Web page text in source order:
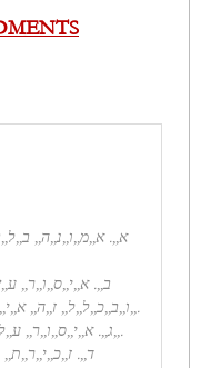
א,,. א,,מ,,ו,,נ,,ה,,
ב,,. א,,י,,ס,,ו,,ר,,
ו,,ב,,כ,,ל,,ל,, ז,,ה,, א,,י,,ס,,ו,,ר,, ע,,ש,,י,,י,,ת,, פ,,ס,,ל,, ו,,ת,,מ,,ו,,נ,,ה,,.
ג,,. א,,י,,ס,,ו,,ר,, ע,,ל,, נ,,ש,,י,,א,,ת,, ש,,ם,, ה,,ש,,ם,, ל,,ש,,ו,,ו,,א,,.
ד,,.